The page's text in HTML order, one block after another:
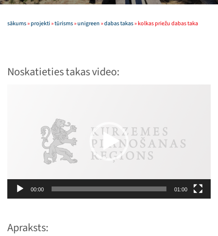
sākums»projekti»tūrisms»unigreen»dabas takas»kolkas priežu dabas taka
Noskatieties takas video:
00:00 01:00
Apraksts: